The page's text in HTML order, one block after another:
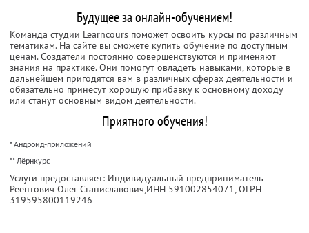
Будущее за онлайн-обучением!
Команда студии Learncours поможет освоить курсы по различным
тематикам. На сайте вы сможете купить обучение по доступным
ценам. Создатели постоянно совершенствуются и применяют
знания на практике. Они помогут овладеть навыками, которые в
дальнейшем пригодятся вам в различных сферах деятельности и
обязательно принесут хорошую прибавку к основному доходу
или станут основным видом деятельности.
Приятного обучения!
* Андроид-приложений
** Лёрнкурс
Услуги предоставляет: Индивидуальный предприниматель
Реентович Олег Станиславович,ИНН 591002854071, ОГРН
319595800119246